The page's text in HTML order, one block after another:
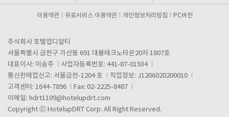
이용약관 유료서비스 이용약관 개인정보처리방침 PC버전
주식회사 호텔업디알티
서울특별시 금천구 가산동 691 대륭테크노타운20차 1807호
대표이사: 이송주
사업자등록번호: 441-87-01934
통신판매업신고: 서울금천-1204 호
직업정보: J1206020200010
고객센터: 1644-7896
Fax: 02-2225-8487
이메일: hdrt1109@hotelupdrt.com
Copyright ⓒ HotelupDRT Corp. All Right Reserved.